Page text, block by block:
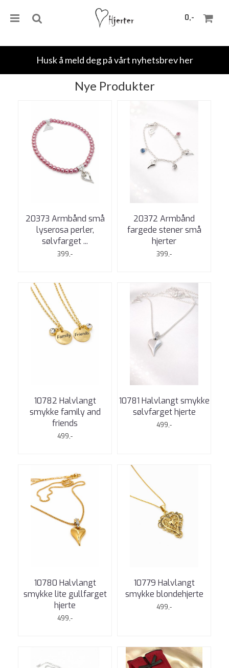
0,-
Husk å meld deg på vårt nyhetsbrev her
Nye Produkter
20373 Armbånd små
lyserosa perler,
sølvfarget ...
399,-
20372 Armbånd
fargede stener små
hjerter
399,-
10782 Halvlangt
smykke family and
friends
499,-
10781 Halvlangt smykke
sølvfarget hjerte
499,-
10780 Halvlangt
smykke lite gullfarget
hjerte
499,-
10779 Halvlangt
smykke blondehjerte
499,-